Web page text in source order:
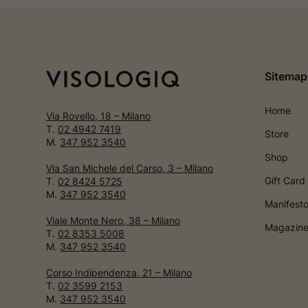
Via Rovello, 18 – Milano
T. 02 4942 7419
M. 347 952 3540
Via San Michele del Carso, 3 – Milano
T. 02 8424 5725
M. 347 952 3540
Viale Monte Nero, 38 – Milano
T. 02 8353 5008
M. 347 952 3540
Corso Indipendenza, 21 – Milano
T. 02 3599 2153
M. 347 952 3540
Sitemap
Home
Store
Shop
Gift Card
Manifesto
Magazine